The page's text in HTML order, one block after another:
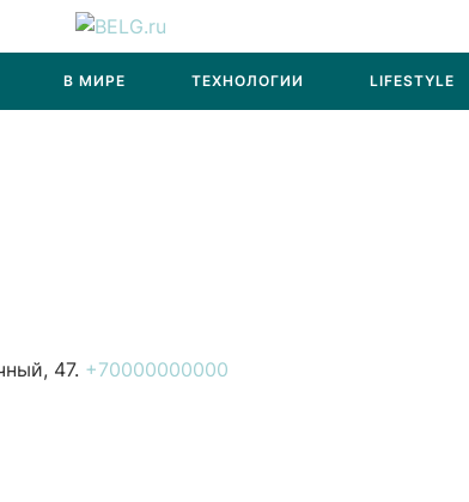
В МИРЕ ТЕХНОЛОГИИ LIFESTYLE
47. +70000000000